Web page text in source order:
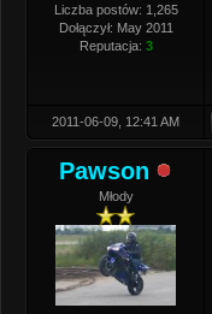
Liczba postów: 1,265
Dołączył: May 2011
Reputacja: 3
2011-06-09, 12:41 AM
Pawson
Młody